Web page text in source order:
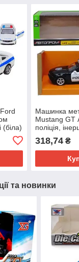
(біла)
Машинка
Mustang GT
поліція,
318,74₴
та новинки